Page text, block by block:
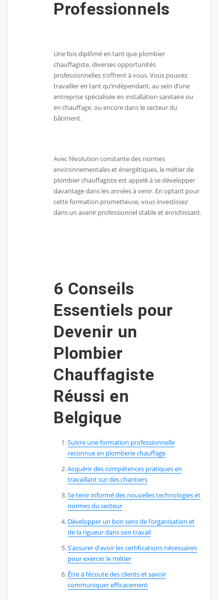
Professionnels
Une fois diplômé en tant que plombier
chauffagiste, diverses opportunités
professionnelles s’offrent à vous. Vous pouvez
travailler en tant qu’indépendant, au sein d’une
entreprise spécialisée en installation sanitaire ou
en chauffage, ou encore dans le secteur du
bâtiment.
Avec l’évolution constante des normes
environnementales et énergétiques, le métier de
plombier chauffagiste est appelé à se développer
davantage dans les années à venir. En optant pour
cette formation prometteuse, vous investissez
dans un avenir professionnel stable et enrichissant.
6 Conseils
Essentiels pour
Devenir un
Plombier
Chauffagiste
Réussi en
Belgique
Suivre une formation professionnelle
reconnue en plomberie chauffage
Acquérir des compétences pratiques en
travaillant sur des chantiers
Se tenir informé des nouvelles technologies et
normes du secteur
Développer un bon sens de l’organisation et
de la rigueur dans son travail
S’assurer d’avoir les certifications nécessaires
pour exercer le métier
Être à l’écoute des clients et savoir
communiquer efficacement